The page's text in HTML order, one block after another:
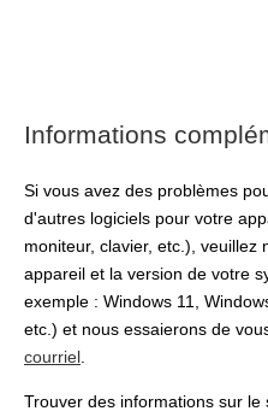
Informations
Si vous avez des problèmes
d'autres logiciels pour votre
moniteur, clavier, etc.),
appareil et la version de votre
exemple : Windows 11,
etc.) et nous essaierons de
courriel
Trouver des informations sur